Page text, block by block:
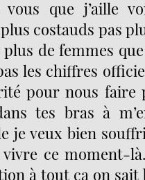
vous que j’aille
costauds pas
de femmes
les chiffres
pour nous
tes bras à
je veux bien
ce moment-
à tout ça on sait